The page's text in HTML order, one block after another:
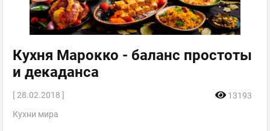
Кухня Марокко - баланс простоты
и декаданса
[ 28.02.2018 ]
13193
Кухни мира